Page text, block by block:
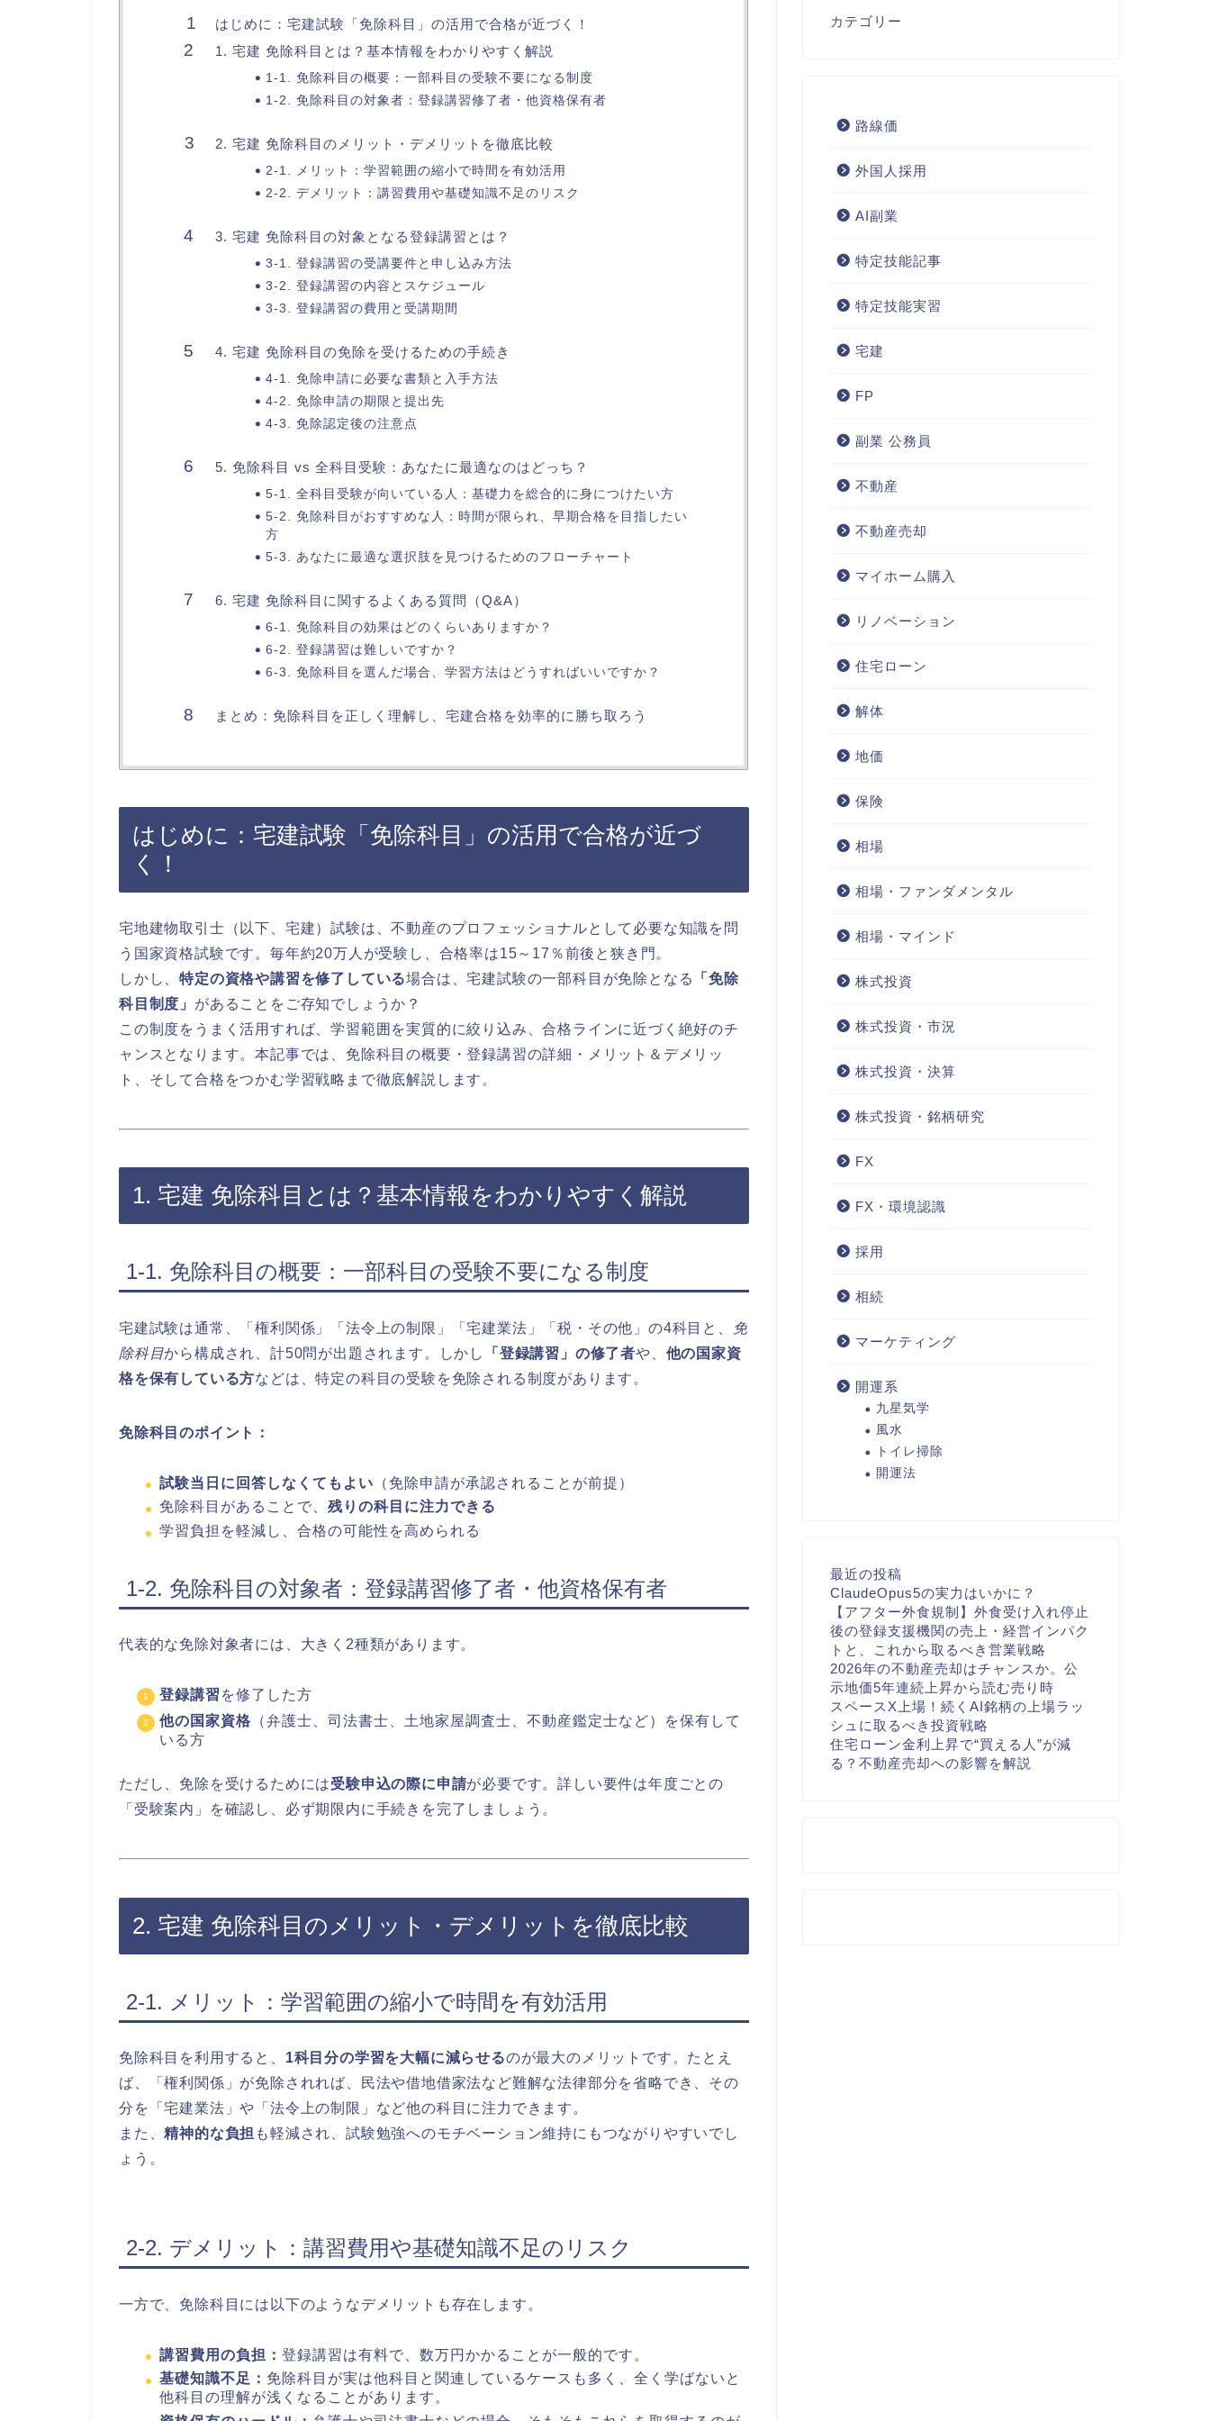
はじめに：宅建試験「免除科目」の活用で合格が近づく！
1. 宅建 免除科目とは？基本情報をわかりやすく解説
1-1. 免除科目の概要：一部科目の受験不要になる制度
1-2. 免除科目の対象者：登録講習修了者・他資格保有者
2. 宅建 免除科目のメリット・デメリットを徹底比較
2-1. メリット：学習範囲の縮小で時間を有効活用
2-2. デメリット：講習費用や基礎知識不足のリスク
3. 宅建 免除科目の対象となる登録講習とは？
3-1. 登録講習の受講要件と申し込み方法
3-2. 登録講習の内容とスケジュール
3-3. 登録講習の費用と受講期間
4. 宅建 免除科目の免除を受けるための手続き
4-1. 免除申請に必要な書類と入手方法
4-2. 免除申請の期限と提出先
4-3. 免除認定後の注意点
5. 免除科目 vs 全科目受験：あなたに最適なのはどっち？
5-1. 全科目受験が向いている人：基礎力を総合的に身につけたい方
5-2. 免除科目がおすすめな人：時間が限られ、早期合格を目指したい
方
5-3. あなたに最適な選択肢を見つけるためのフローチャート
6. 宅建 免除科目に関するよくある質問（Q&A）
6-1. 免除科目の効果はどのくらいありますか？
6-2. 登録講習は難しいですか？
6-3. 免除科目を選んだ場合、学習方法はどうすればいいですか？
まとめ：免除科目を正しく理解し、宅建合格を効率的に勝ち取ろう
はじめに：宅建試験「免除科目」の活用で合格が近づ
く！
宅地建物取引士（以下、宅建）試験は、不動産のプロフェッショナルとして必要な知識を問
う国家資格試験です。毎年約20万人が受験し、合格率は15～17％前後と狭き門。
しかし、特定の資格や講習を修了している場合は、宅建試験の一部科目が免除となる
「免除
科目制度」 があることをご存知でしょうか？
この制度をうまく活用すれば、学習範囲を実質的に絞り込み、合格ラインに近づく絶好のチ
ャンスとなります。本記事では、免除科目の概要・登録講習の詳細・メリット＆デメリッ
ト、そして合格をつかむ学習戦略まで徹底解説します。
1. 宅建 免除科目とは？基本情報をわかりやすく解説
1-1. 免除科目の概要：一部科目の受験不要になる制度
宅建試験は通常、「権利関係」「法令上の制限」「宅建業法」「税・その他」の4科目と、
免
除科目から構成され、計50問が出題されます。しかし 「登録講習」の修了者や、 他の国家資
格を保有している方などは、特定の科目の受験を免除される制度があります。
免除科目のポイント：
試験当日に回答しなくてもよい （免除申請が承認されることが前提）
免除科目があることで、 残りの科目に注力できる
学習負担を軽減し、合格の可能性を高められる
1-2. 免除科目の対象者：登録講習修了者・他資格保有者
代表的な免除対象者には、大きく2種類があります。
登録講習 を修了した方
他の国家資格 （弁護士、司法書士、土地家屋調査士、不動産鑑定士など）を保有して
いる方
ただし、免除を受けるためには受験申込の際に申請が必要です。詳しい要件は年度ごとの
「受験案内」を確認し、必ず期限内に手続きを完了しましょう。
2. 宅建 免除科目のメリット・デメリットを徹底比較
2-1. メリット：学習範囲の縮小で時間を有効活用
免除科目を利用すると、 1科目分の学習を大幅に減らせるのが最大のメリットです。たとえ
ば、「権利関係」が免除されれば、民法や借地借家法など難解な法律部分を省略でき、その
分を「宅建業法」や「法令上の制限」など他の科目に注力できます。
また、精神的な負担 も軽減され、試験勉強へのモチベーション維持にもつながりやすいでし
ょう。
2-2. デメリット：講習費用や基礎知識不足のリスク
一方で、免除科目には以下のようなデメリットも存在します。
講習費用の負担： 登録講習は有料で、数万円かかることが一般的です。
基礎知識不足： 免除科目が実は他科目と関連しているケースも多く、全く学ばないと
他科目の理解が浅くなることがあります。
カテゴリー
路線価
外国人採用
AI副業
特定技能記事
特定技能実習
宅建
FP
副業 公務員
不動産
不動産売却
マイホーム購入
リノベーション
住宅ローン
解体
地価
保険
相場
相場・ファンダメンタル
相場・マインド
株式投資
株式投資・市況
株式投資・決算
株式投資・銘柄研究
FX
FX・環境認識
採用
相続
マーケティング
開運系
九星気学
風水
トイレ掃除
開運法
最近の投稿
ClaudeOpus5の実力はいかに？
【アフター外食規制】外食受け入れ停止
後の登録支援機関の売上・経営インパク
トと、これから取るべき営業戦略
2026年の不動産売却はチャンスか。公
示地価5年連続上昇から読む売り時
スペースX上場！続くAI銘柄の上場ラッ
シュに取るべき投資戦略
住宅ローン金利上昇で“買える人”が減
る？不動産売却への影響を解説